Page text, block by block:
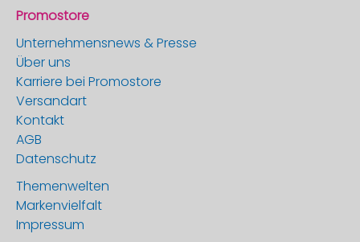
Promostore
Unternehmensnews & Presse
Über uns
Karriere bei Promostore
Versandart
Kontakt
AGB
Datenschutz
Themenwelten
Markenvielfalt
Impressum